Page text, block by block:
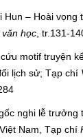
Hun – Hoài vọng
học, tr.131-
motif truyện
lịch sử; Tạp chí
nghi lễ trưởng
Nam, Tạp chí